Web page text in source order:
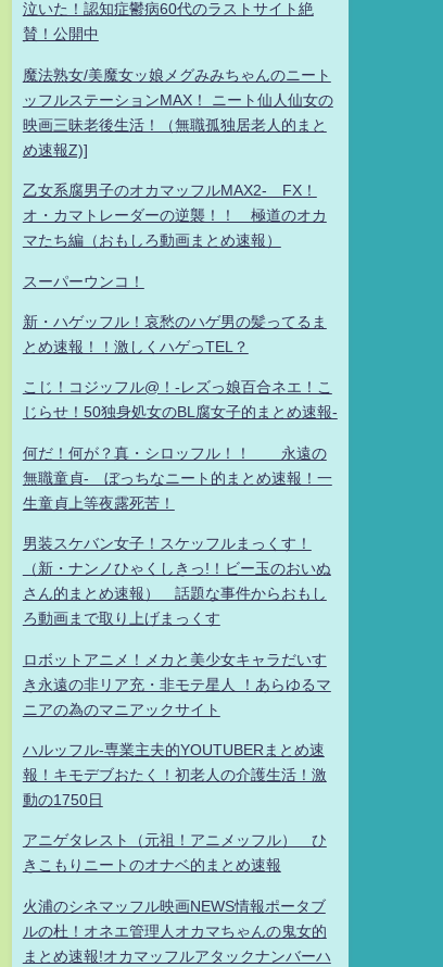
泣いた！認知症鬱病60代のラストサイト絶
賛！公開中
魔法熟女/美魔女ッ娘メグみみちゃんのニート
ッフルステーションMAX！ ニート仙人仙女の
映画三昧老後生活！（無職孤独居老人的まと
め速報Z)]
乙女系腐男子のオカマッフルMAX2- FX！
オ・カマトレーダーの逆襲！！ 極道のオカ
マたち編（おもしろ動画まとめ速報）
スーパーウンコ！
新・ハゲッフル！哀愁のハゲ男の髪ってるま
とめ速報！！激しくハゲっTEL？
こじ！コジッフル@！-レズっ娘百合ネエ！こ
じらせ！50独身処女のBL腐女子的まとめ速報-
何だ！何が？真・シロッフル！！ 永遠の
無職童貞- ぼっちなニート的まとめ速報！一
生童貞上等夜露死苦！
男装スケバン女子！スケッフルまっくす！
（新・ナンノひゃくしきっ!！ビー玉のおいぬ
さん的まとめ速報） 話題な事件からおもし
ろ動画まで取り上げまっくす
ロボットアニメ！メカと美少女キャラだいす
き永遠の非リア充・非モテ星人 ！あらゆるマ
ニアの為のマニアックサイト
ハルッフル-専業主夫的YOUTUBERまとめ速
報！キモデブおたく！初老人の介護生活！激
動の1750日
アニゲタレスト（元祖！アニメッフル） ひ
きこもりニートのオナベ的まとめ速報
火浦のシネマッフル映画NEWS情報ポータブ
ルの杜！オネエ管理人オカマちゃんの鬼女的
まとめ速報!オカマッフルアタックナンバーハ